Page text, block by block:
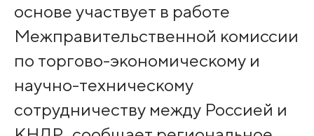
основе участвует в работе
Межправительственной комиссии
по торгово-экономическому и
научно-техническому
сотрудничеству между Россией и